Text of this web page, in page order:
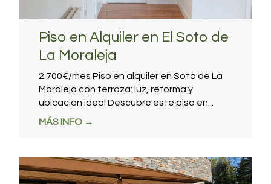
Início
Inmuebles
Noticias
Nosotros
Piso en Alquiler en El Soto de
La Moraleja
2.700€/mes Piso en alquiler en Soto de La
Moraleja con terraza: luz, reforma y
ubicación ideal Descubre este piso en...
MÁS INFO →